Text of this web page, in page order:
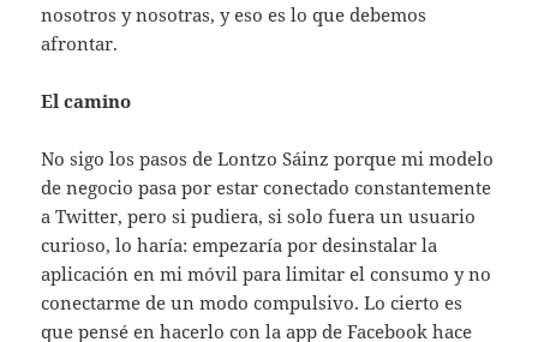
nosotros y nosotras, y eso es lo que debemos
afrontar.
El camino
No sigo los pasos de Lontzo Sáinz porque mi modelo
de negocio pasa por estar conectado constantemente
a Twitter, pero si pudiera, si solo fuera un usuario
curioso, lo haría: empezaría por desinstalar la
aplicación en mi móvil para limitar el consumo y no
conectarme de un modo compulsivo. Lo cierto es
que pensé en hacerlo con la app de Facebook hace